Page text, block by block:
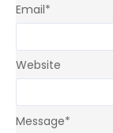
Message*
Email*
Website